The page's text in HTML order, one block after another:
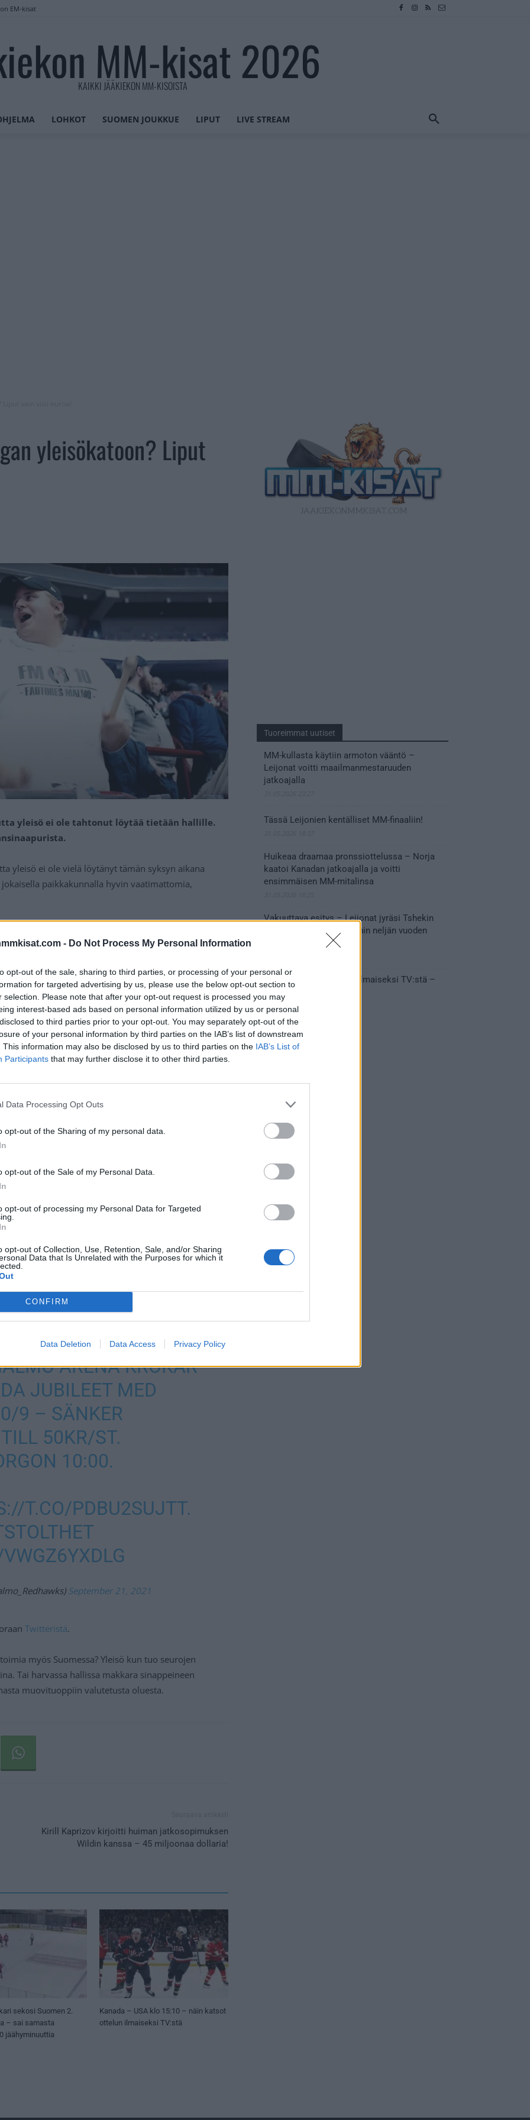
- Do Not Process My Personal Information
opt-out of the sale, sharing to third parties, or processing of your personal or
for targeted advertising by us, please use the below opt-out section to
selection. Please note that after your opt-out request is processed you may
interest-based ads based on personal information utilized by us or personal
to third parties prior to your opt-out. You may separately opt-out of the
of your personal information by third parties on the IAB’s list of downstream
This information may also be disclosed by us to third parties on the IAB’s List of
Participants that may further disclose it to other third parties.
Data Processing Opt Outs
opt-out of the Sharing of my personal data.
opt-out of the Sale of my Personal Data.
opt-out of processing my Personal Data for Targeted
opt-out of Collection, Use, Retention, Sale, and/or Sharing
Data that Is Unrelated with the Purposes for which it
CONFIRM
Data Deletion Data Access Privacy Policy
EM-kisat
MM-kisat 2026
KAIKKI JÄÄKIEKON MM-KISOISTA
LOHKOT SUOMEN JOUKKUE LIPUT LIVE STREAM
yleisökatoon? Liput
yleisö ei ole tahtonut löytää tietään hallille.
yleisö ei ole vielä löytänyt tämän syksyn aikana
paikkakunnalla hyvin vaatimattomia,
osaltaan, mutta kaikkea ei tälläkään voi enää
kapasiteettiaan läheskään täyteen, vaikka hallin
kokonaiskapasiteesista.
Mainos:
Liiga kuin kaikki sarjaa seuraavat ihmiset. Ilman
bisnes ei kauaa pyöri.
suhteen. Kaikkien seurojen on uudestaan
puhutut
houkuttelun kovalla lippukampanjalla.
puretaan 29.9. Seuraavana päivänä tästä, 30.
Lakersin. Tähän kyseiseen otteluun Malmö
saa vain 50 kruunulla – eli vain noin viidellä
ARENA KROKAR
JUBILEET MED
9 – SÄNKER
50KR/ST.
10:00.
T.CO/PDBU2SUJTT.
September 21, 2021
Twitteristä.
myös Suomessa? Yleisö kun tuo seurojen
Tai harvassa hallissa makkara sinappeineen
muovituoppiin valutetusta oluesta.
Kirill Kaprizov kirjoitti huiman jatkosopimuksen
Wildin kanssa – 45 miljoonaa dollaria!
sekosi Suomen 2.
– sai samasta
jäähyminuuttia
Kanada – USA klo 15:10 – näin katsot
ottelun ilmaiseksi TV:stä
Tuoreimmat uutiset
MM-kullasta käytiin armoton vääntö –
Leijonat voitti maailmanmestaruuden
jatkoajalla
Tässä Leijonien kentälliset MM-finaaliin!
Huikeaa draamaa pronssiottelussa – Norja
kaatoi Kanadan jatkoajalla ja voitti
ensimmäisen MM-mitalinsa
Vakuuttava esitys – Leijonat jyräsi Tshekin
nurin ja eteni mitalipeleihin neljän vuoden
Suomi – Tshekki näkyy ilmaiseksi TV:stä –
28.05.2026 15:09